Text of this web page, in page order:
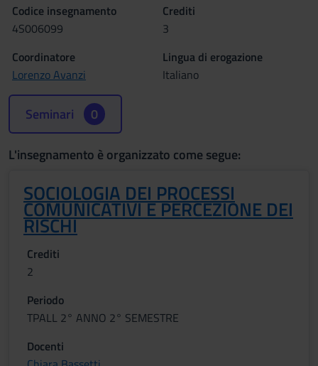
Codice insegnamento
4S006099
Crediti
3
Coordinatore
Lorenzo Avanzi
Lingua di erogazione
Italiano
Seminari 0
L'insegnamento è organizzato come segue:
SOCIOLOGIA DEI PROCESSI
COMUNICATIVI E PERCEZIONE DEI
RISCHI
Crediti
2
Periodo
TPALL 2° ANNO 2° SEMESTRE
Docenti